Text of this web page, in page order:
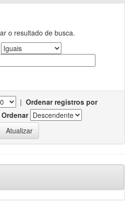
o resultado de busca.
| Ordenar registros por
Ordenar